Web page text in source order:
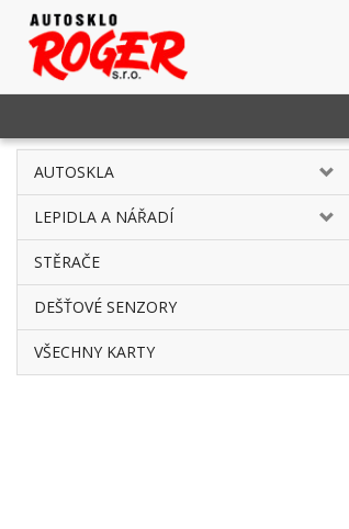
AUTOSKLA
LEPIDLA A NÁŘADÍ
STĚRAČE
DEŠŤOVÉ SENZORY
VŠECHNY KARTY